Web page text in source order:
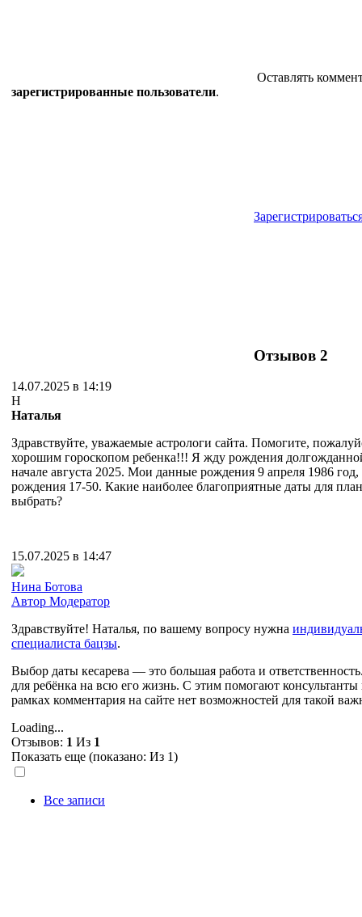
Оставлять
зарегистрированные пользователи.
Отзывов 2
14.07.2025 в 14:19
Н
Наталья
Здравствуйте, уважаемые астрологи сайта. Помогите,
хорошим гороскопом ребенка!!! Я жду рождения
начале августа 2025. Мои данные рождения 9 апреля 1986
рождения 17-50. Какие наиболее благоприятные даты для
выбрать?
15.07.2025 в 14:47
Нина Ботова
Автор Модератор
Здравствуйте! Наталья, по вашему вопросу нужна
специалиста бацзы.
Выбор даты кесарева — это большая работа и
для ребёнка на всю его жизнь. С этим помогают
рамках комментария на сайте нет возможностей для такой
Loading...
Отзывов: 1 Из 1
Показать еще (показано: Из 1)
Все записи